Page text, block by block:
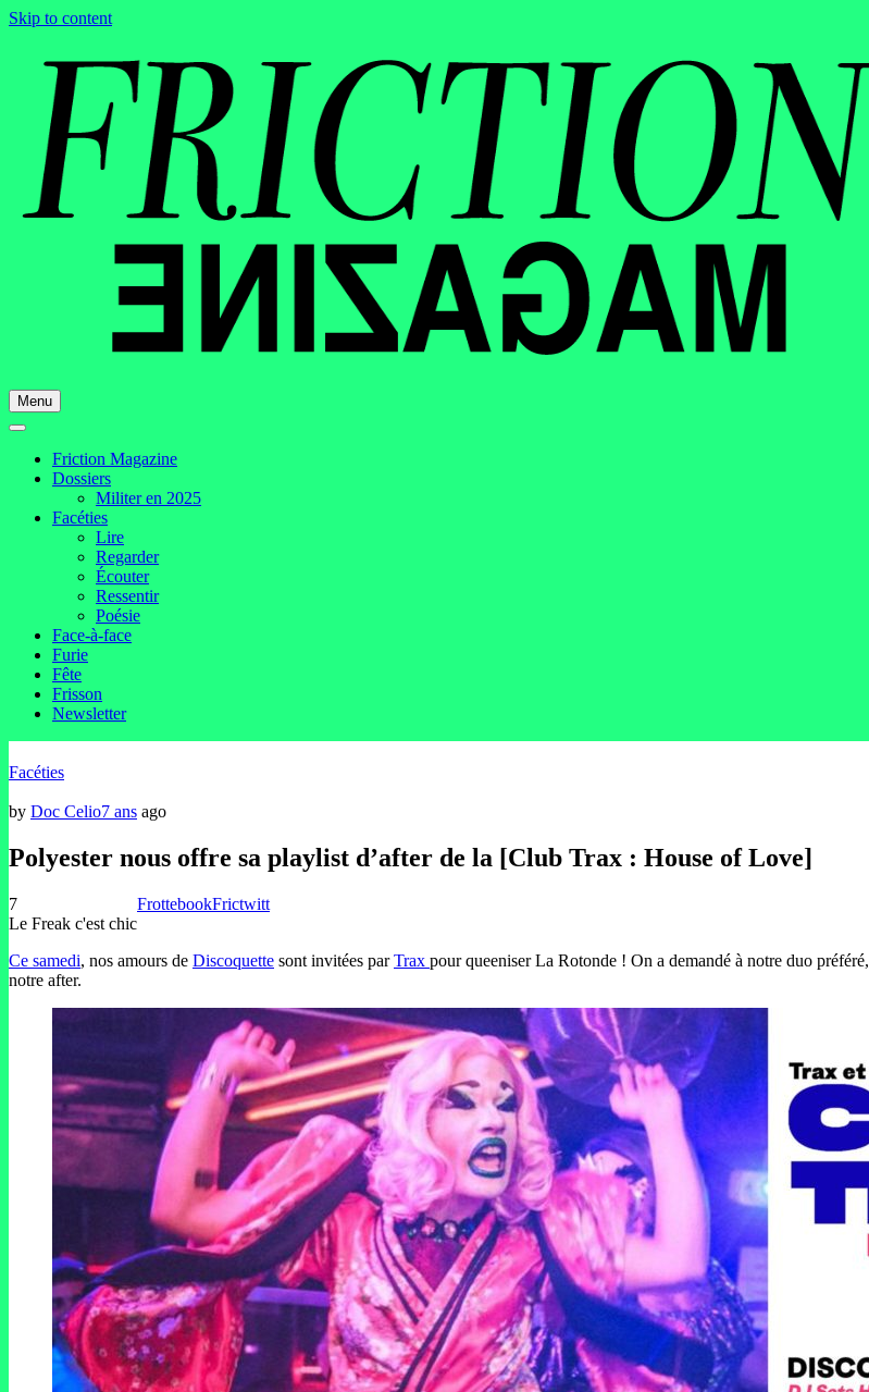
Skip to content
Menu
Friction Magazine
Dossiers
Militer en 2025
Facéties
Lire
Regarder
Écouter
Ressentir
Poésie
Face-à-face
Furie
Fête
Frisson
Newsletter
Facéties
by Doc Celio7 ans ago
Polyester nous offre sa playlist d’after de la [Club Trax : House of Love]
7
Le Freak c'est chic
FrottebookFrictwitt
Ce samedi, nos amours de Discoquette sont invitées parTrax pour queeniser La Rotonde ! On a demandé à notre duo préféré,
notre after.